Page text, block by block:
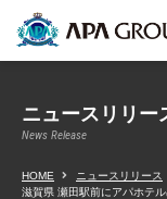
ニュースリリー
News Release
HOME
ニュースリリース
滋賀県 瀬田駅前にアパホテ